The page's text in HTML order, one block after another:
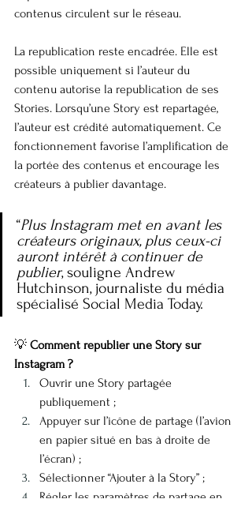
contenus circulent sur le réseau.
La republication reste encadrée. Elle est
possible uniquement si l’auteur du
contenu autorise la republication de ses
Stories. Lorsqu’une Story est repartagée,
l’auteur est crédité automatiquement. Ce
fonctionnement favorise l’amplification de
la portée des contenus et encourage les
créateurs à publier davantage.
“Plus Instagram met en avant les
créateurs originaux, plus ceux-ci
auront intérêt à continuer de
publier, souligne Andrew
Hutchinson, journaliste du média
spécialisé Social Media Today.
💡 Comment republier une Story sur
Instagram ?
Ouvrir une Story partagée
publiquement ;
Appuyer sur l’icône de partage (l’avion
en papier situé en bas à droite de
l’écran) ;
Sélectionner “Ajouter à la Story” ;
Régler les paramètres de partage en